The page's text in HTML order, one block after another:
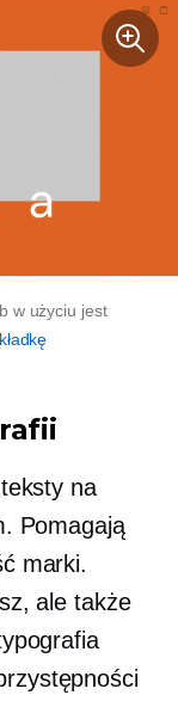
w użyciu jest
na
Pomagają
marki.
ale także